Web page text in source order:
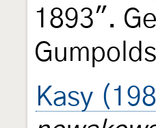
1893".
Kasy